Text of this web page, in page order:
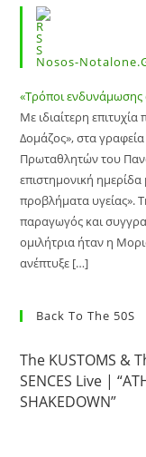
Nosos-
«Τρόποι
Με ιδιαίτερη
Δομάζος», στα
Πρωταθλητών του
επιστημονική
προβλήματα υγείας».
παραγωγός και
ομιλήτρια ήταν η
ανέπτυξε […]
Back To The 50S
The KUSTOMS &
SENCES Live |
SHAKEDOWN”